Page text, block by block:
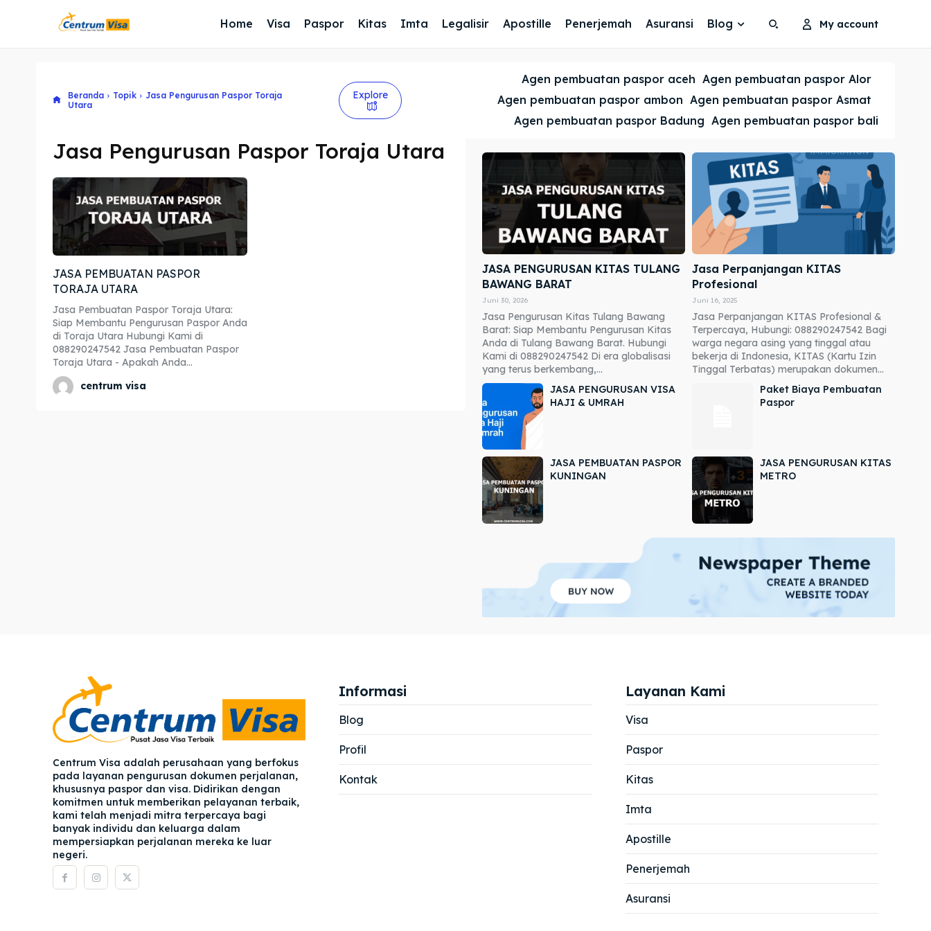
Explore our destinations
Blog
Cari
Explore our destinations
Blog
Cari
Home Visa Paspor Kitas Imta Legalisir Apostille Penerjemah Asuransi Blog My account
Beranda Topik
Jasa Pengurusan Paspor Toraja
Utara
Explore
Agen pembuatan paspor aceh Agen pembuatan paspor Alor
Agen pembuatan paspor ambon Agen pembuatan paspor Asmat
Agen pembuatan paspor Badung Agen pembuatan paspor bali
Jasa Pengurusan Paspor Toraja Utara
JASA PEMBUATAN PASPOR
TORAJA UTARA
Jasa Pembuatan Paspor Toraja Utara:
Siap Membantu Pengurusan Paspor Anda
di Toraja Utara Hubungi Kami di
088290247542 Jasa Pembuatan Paspor
Toraja Utara - Apakah Anda...
centrum visa
JASA PENGURUSAN KITAS TULANG
BAWANG BARAT
Juni 30, 2026
Jasa Pengurusan Kitas Tulang Bawang
Barat: Siap Membantu Pengurusan Kitas
Anda di Tulang Bawang Barat. Hubungi
Kami di 088290247542 Di era globalisasi
yang terus berkembang,...
Jasa Perpanjangan KITAS
Profesional
Juni 16, 2025
Jasa Perpanjangan KITAS Profesional &
Terpercaya, Hubungi: 088290247542 Bagi
warga negara asing yang tinggal atau
bekerja di Indonesia, KITAS (Kartu Izin
Tinggal Terbatas) merupakan dokumen...
JASA PENGURUSAN VISA
HAJI & UMRAH
Paket Biaya Pembuatan
Paspor
JASA PEMBUATAN PASPOR
KUNINGAN
JASA PENGURUSAN KITAS
METRO
Centrum Visa adalah perusahaan yang berfokus
pada layanan pengurusan dokumen perjalanan,
khususnya paspor dan visa. Didirikan dengan
komitmen untuk memberikan pelayanan terbaik,
kami telah menjadi mitra terpercaya bagi
banyak individu dan keluarga dalam
mempersiapkan perjalanan mereka ke luar
negeri.
Informasi
Blog
Profil
Kontak
Layanan Kami
Visa
Paspor
Kitas
Imta
Apostille
Penerjemah
Asuransi